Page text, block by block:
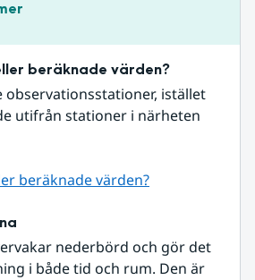
beräknade värden?
istället
utifrån stationer i närheten
beräknade värden?
nederbörd och gör det
i både tid och rum. Den är